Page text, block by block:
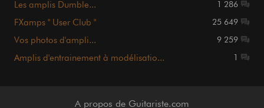
Les amplis Dumble... 1 286
FXamps " User Club " 25 649
Vos photos d'ampli... 9 259
Amplis d'entrainement à modélisatio... 1
A propos de Guitariste.com